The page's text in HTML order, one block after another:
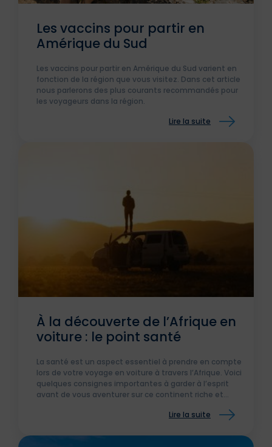
Les vaccins pour partir en
Amérique du Sud
Les vaccins pour partir en Amérique du Sud varient en
fonction de la région que vous visitez. Dans cet article
nous parlerons des plus courants recommandés pour
les voyageurs dans la région.
Lire la suite
À la découverte de l’Afrique en
voiture : le point santé
La santé est un aspect essentiel à prendre en compte
lors de votre voyage en voiture à travers l’Afrique. Voici
quelques consignes importantes à garder à l’esprit
avant de vous aventurer sur ce continent riche et
Lire la suite